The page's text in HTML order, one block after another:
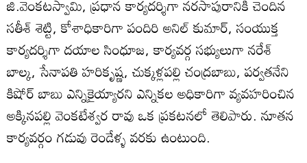
జి.వెంకటస్వామి, ప్రధాన కార్యదర్శిగా నరసాపురానికి చెందిన
సతీశ్ శెట్టి, కోశాధికారిగా పందిరి అనిల్ కుమార్, సంయుక్త
కార్యదర్శిగా దయాల సింధూజ, కార్యవర్గ సభ్యులుగా నరేశ్
బాల్క, సేనాపతి హరికృష్ణ, చుక్కళ్లపల్లి చంద్రబాబు, పర్వతనేని
కిషోర్ బాబు ఎన్నికైయ్యారని ఎన్నికల అధికారిగా వ్యవహరించిన
అక్కినపల్లి వెంకటేశ్వర రావు ఒక ప్రకటనలో తెలిపారు. నూతన
కార్యవర్గం గడువు రెండేళ్ళ వరకు ఉంటుంది.